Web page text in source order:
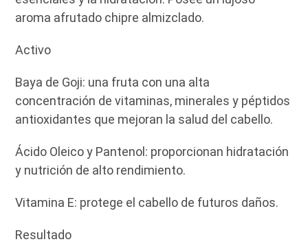
aroma afrutado chipre almizclado.
Activo
Baya de Goji: una fruta con una alta
concentración de vitaminas, minerales y péptidos
antioxidantes que mejoran la salud del cabello.
Ácido Oleico y Pantenol: proporcionan hidratación
y nutrición de alto rendimiento.
Vitamina E: protege el cabello de futuros daños.
Resultado